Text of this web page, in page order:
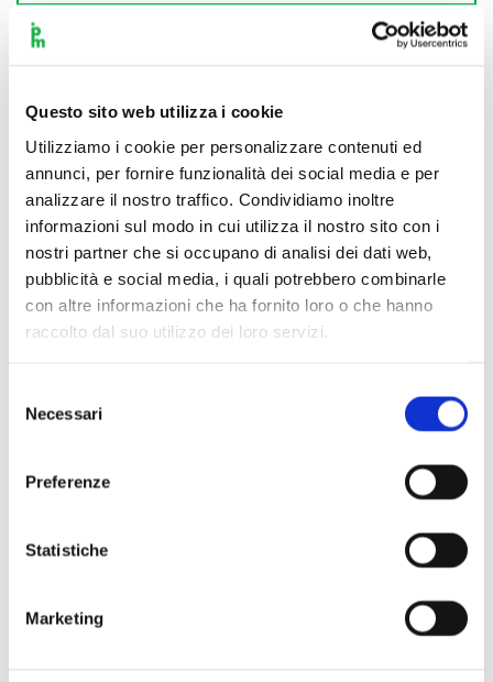
Questo sito web utilizza i cookie
Utilizziamo i cookie per personalizzare contenuti ed
annunci, per fornire funzionalità dei social media e per
analizzare il nostro traffico. Condividiamo inoltre
informazioni sul modo in cui utilizza il nostro sito con i
nostri partner che si occupano di analisi dei dati web,
pubblicità e social media, i quali potrebbero combinarle
con altre informazioni che ha fornito loro o che hanno
raccolto dal suo utilizzo dei loro servizi.
delNecessari
Preferenze
Statistiche
Marketing